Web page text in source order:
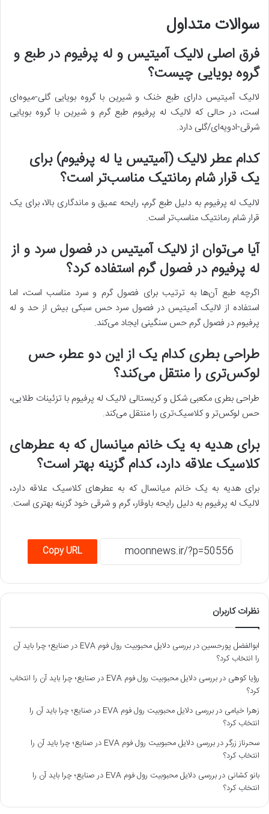
سوالات متداول
فرق اصلی لالیک آمیتیس و له پرفیوم در طبع و
گروه بویایی چیست؟
لالیک آمیتیس دارای طبع خنک و شیرین با گروه بویایی گلی-میوه‌ای
است، در حالی که لالیک له پرفیوم طبع گرم و شیرین با گروه بویایی
شرقی-ادویه‌ای/گلی دارد.
کدام عطر لالیک (آمیتیس یا له پرفیوم) برای
یک قرار شام رمانتیک مناسب‌تر است؟
لالیک له پرفیوم به دلیل طبع گرم، رایحه عمیق و ماندگاری بالا، برای یک
قرار شام رمانتیک مناسب‌تر است.
آیا می‌توان از لالیک آمیتیس در فصول سرد و از
له پرفیوم در فصول گرم استفاده کرد؟
اگرچه طبع آن‌ها به ترتیب برای فصول گرم و سرد مناسب است، اما
استفاده از لالیک آمیتیس در فصول سرد حس سبکی بیش از حد و له
پرفیوم در فصول گرم حس سنگینی ایجاد می‌کند.
طراحی بطری کدام یک از این دو عطر، حس
لوکس‌تری را منتقل می‌کند؟
طراحی بطری مکعبی شکل و کریستالی لالیک له پرفیوم با تزئینات طلایی،
حس لوکس‌تر و کلاسیک‌تری را منتقل می‌کند.
برای هدیه به یک خانم میانسال که به عطرهای
کلاسیک علاقه دارد، کدام گزینه بهتر است؟
برای هدیه به یک خانم میانسال که به عطرهای کلاسیک علاقه دارد،
لالیک له پرفیوم به دلیل رایحه باوقار، گرم و شرقی خود گزینه بهتری است.
Copy URL
نظرات کاربران
ابوالفضل پورحسیندر
بررسی دلایل محبوبیت رول فوم EVA در صنایع؛ چرا باید آن
را انتخاب کرد؟
رؤیا کوهی در
بررسی دلایل محبوبیت رول فوم EVA در صنایع؛ چرا باید آن را انتخاب
کرد؟
زهرا خیامی در
بررسی دلایل محبوبیت رول فوم EVA در صنایع؛ چرا باید آن را
انتخاب کرد؟
سحرناز زرگردر
بررسی دلایل محبوبیت رول فوم EVA در صنایع؛ چرا باید آن را
انتخاب کرد؟
بانو کشانی در
بررسی دلایل محبوبیت رول فوم EVA در صنایع؛ چرا باید آن را
انتخاب کرد؟